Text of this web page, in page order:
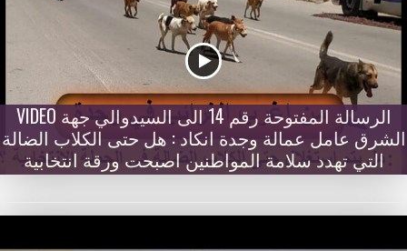
VIDEO الرسالة المفتوحة رقم 14 الى السيدوالي جهة
الشرق عامل عمالة وجدة انكاد : هل حتى الكلاب الضالة
التي تهدد سلامة المواطنين اصبحت ورقة انتخابية